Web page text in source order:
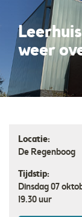
weer
Locatie:
De Regenboog
Tijdstip:
Dinsdag 07
19.30 uur